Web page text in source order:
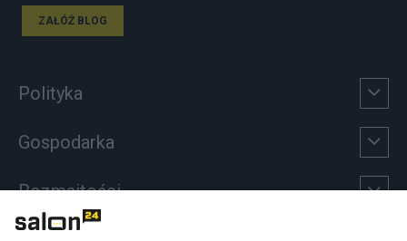
ZAŁÓŻ BLOG
Polityka
Gospodarka
Rozmaitości